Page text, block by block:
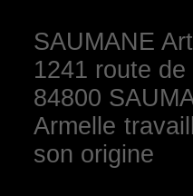
SAUMANE
1241 route
84800
Armelle
son origine